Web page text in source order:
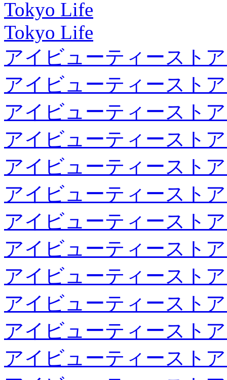
Tokyo Life
Tokyo Life
アイビューティースト
アイビューティースト
アイビューティースト
アイビューティースト
アイビューティースト
アイビューティースト
アイビューティースト
アイビューティースト
アイビューティースト
アイビューティースト
アイビューティースト
アイビューティースト